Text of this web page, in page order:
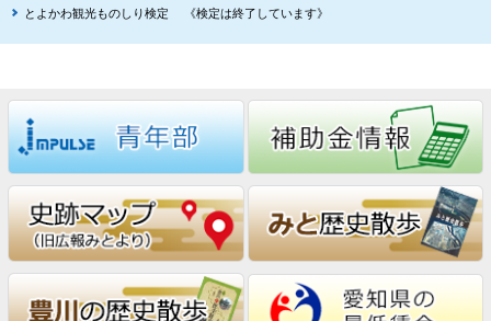
とよかわ観光ものしり検定 《検定は終了しています》